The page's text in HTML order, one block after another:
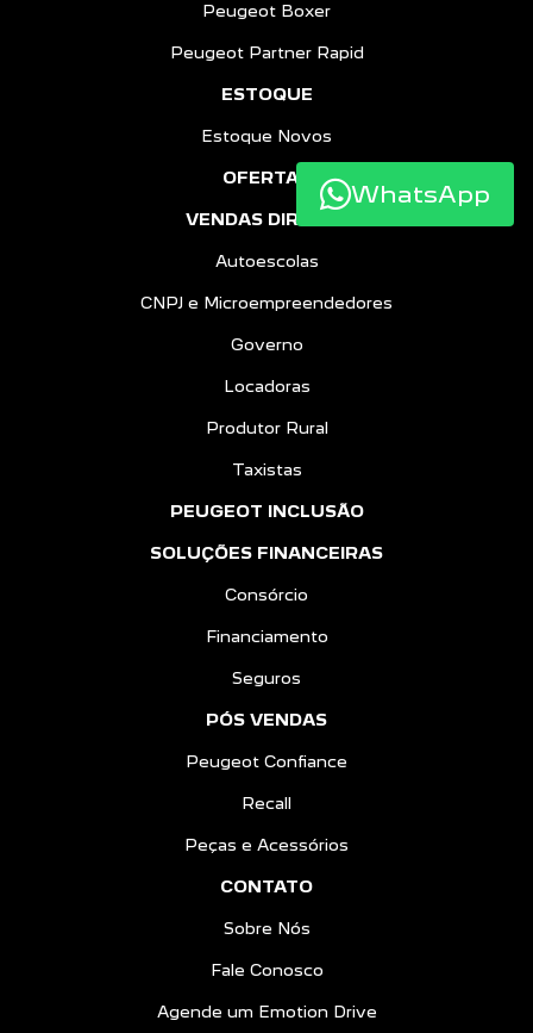
Peugeot Boxer
Peugeot Partner Rapid
ESTOQUE
Estoque Novos
OFERTAS
VENDAS DIRETAS
Autoescolas
CNPJ e Microempreendedores
Governo
Locadoras
Produtor Rural
Taxistas
PEUGEOT INCLUSÃO
SOLUÇÕES FINANCEIRAS
Consórcio
Financiamento
Seguros
PÓS VENDAS
Peugeot Confiance
Recall
Peças e Acessórios
CONTATO
Sobre Nós
Fale Conosco
Agende um Emotion Drive
WhatsApp